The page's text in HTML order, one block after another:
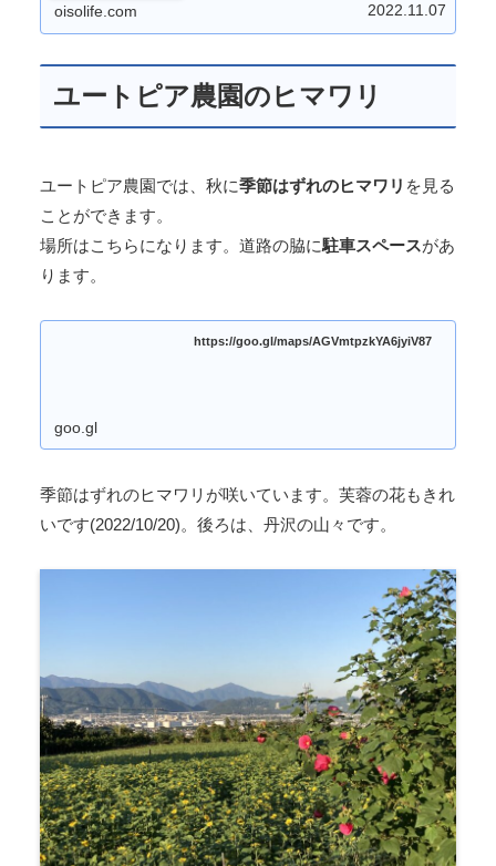
oisolife.com 2022.11.07
ユートピア農園のヒマワリ
ユートピア農園では、秋に季節はずれのヒマワリ を見る
ことができます。
場所はこちらになります。道路の脇に駐車スペースがあ
ります。
https://goo.gl/maps/AGVmtpzkYA6jyiV87
goo.gl
季節はずれのヒマワリが咲いています。芙蓉の花もきれ
いです(2022/10/20)。後ろは、丹沢の山々です。